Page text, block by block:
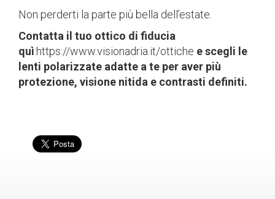
Non perderti la parte più bella dell’estate.
Contatta il tuo ottico di fiducia
quì:https://www.visionadria.it/ottiche e scegli le
lenti polarizzate adatte a te per aver più
protezione, visione nitida e contrasti definiti.